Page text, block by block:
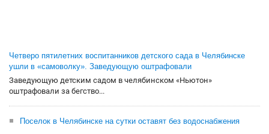
Четверо пятилетних воспитанников детского сада в Челябинске
ушли в «самоволку». Заведующую оштрафовали
Заведующую детским садом в челябинском «Ньютон»
оштрафовали за бегство...
Поселок в Челябинске на сутки оставят без водоснабжения